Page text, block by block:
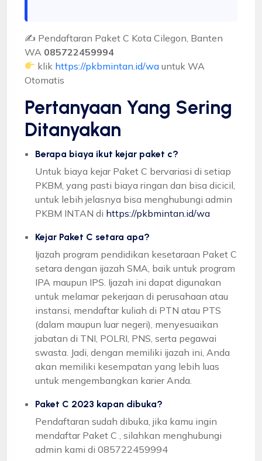
✍ Pendaftaran Paket C Kota Cilegon, Banten
WA 085722459994
klik https://pkbmintan.id/wa untuk WA
Otomatis
Pertanyaan Yang Sering
Ditanyakan
Berapa biaya ikut kejar paket c?
Untuk biaya kejar Paket C bervariasi di setiap
PKBM, yang pasti biaya ringan dan bisa dicicil,
untuk lebih jelasnya bisa menghubungi admin
PKBM INTAN di https://pkbmintan.id/wa
Kejar Paket C setara apa?
Ijazah program pendidikan kesetaraan Paket C
setara dengan ijazah SMA, baik untuk program
IPA maupun IPS. Ijazah ini dapat digunakan
untuk melamar pekerjaan di perusahaan atau
instansi, mendaftar kuliah di PTN atau PTS
(dalam maupun luar negeri), menyesuaikan
jabatan di TNI, POLRI, PNS, serta pegawai
swasta. Jadi, dengan memiliki ijazah ini, Anda
akan memiliki kesempatan yang lebih luas
untuk mengembangkan karier Anda.
Paket C 2023 kapan dibuka?
Pendaftaran sudah dibuka, jika kamu ingin
mendaftar Paket C , silahkan menghubungi
admin kami di 085722459994